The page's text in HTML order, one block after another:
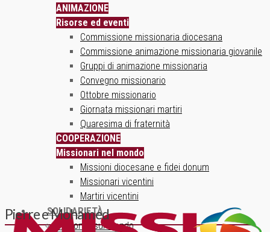
ANIMAZIONE
Risorse ed eventi
Commissione missionaria diocesana
Commissione animazione missionaria giovanile
Gruppi di animazione missionaria
Convegno missionario
Ottobre missionario
Giornata missionari martiri
Quaresima di fraternità
COOPERAZIONE
Missionari nel mondo
Missioni diocesane e fidei donum
Missionari vicentini
Martiri vicentini
SOLIDARIETÀ
Un ponte sul mondo
Pierre e Mohamed